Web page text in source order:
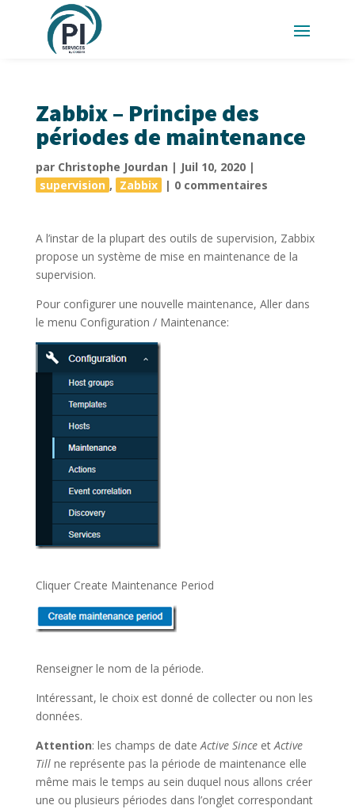
Zabbix – Principe des
périodes de maintenance
par Christophe Jourdan | Juil 10, 2020|
supervision , Zabbix | 0 commentaires
A l’instar de la plupart des outils de supervision, Zabbix
propose un système de mise en maintenance de la
supervision.
Pour configurer une nouvelle maintenance, Aller dans
le menu Configuration / Maintenance:
Cliquer Create Maintenance Period
Renseigner le nom de la période.
Intéressant, le choix est donné de collecter ou non les
données.
Attention: les champs de dateActive SinceetActive
Till ne représente pas la période de maintenance elle
même mais le temps au sein duquel nous allons créer
une ou plusieurs périodes dans l’onglet correspondant